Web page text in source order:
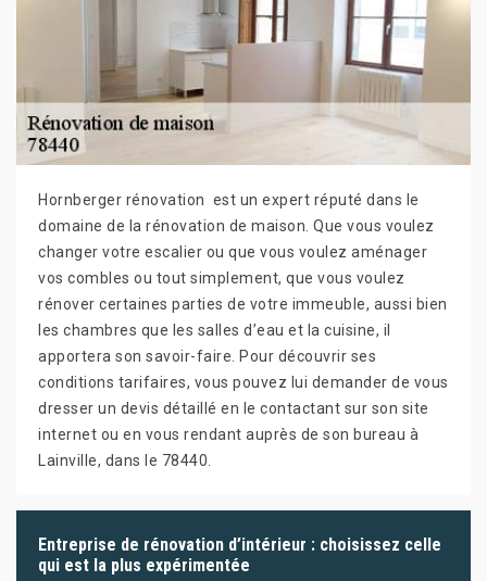
Hornberger rénovation est un expert réputé dans le
domaine de la rénovation de maison. Que vous voulez
changer votre escalier ou que vous voulez aménager
vos combles ou tout simplement, que vous voulez
rénover certaines parties de votre immeuble, aussi bien
les chambres que les salles d’eau et la cuisine, il
apportera son savoir-faire. Pour découvrir ses
conditions tarifaires, vous pouvez lui demander de vous
dresser un devis détaillé en le contactant sur son site
internet ou en vous rendant auprès de son bureau à
Lainville, dans le 78440.
Entreprise de rénovation d’intérieur : choisissez celle
qui est la plus expérimentée